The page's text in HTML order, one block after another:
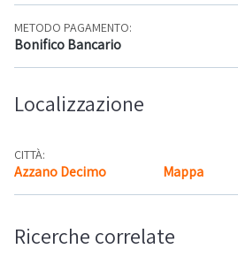
METODO PAGAMENTO:
Bonifico Bancario
Localizzazione
CITTÀ:
Azzano Decimo Mappa
Ricerche correlate